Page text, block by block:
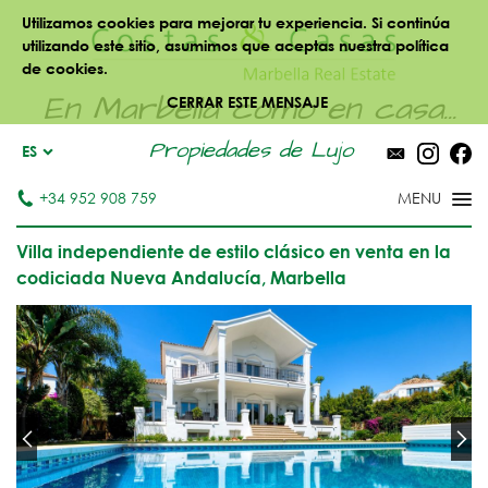
Utilizamos cookies para mejorar tu experiencia. Si continúa
utilizando este sitio, asumimos que aceptas nuestra política
de cookies.
CERRAR ESTE MENSAJE
En Marbella como en casa...
Propiedades de Lujo
ES
+34 952 908 759
Villa independiente de estilo clásico en venta en la
codiciada Nueva Andalucía, Marbella